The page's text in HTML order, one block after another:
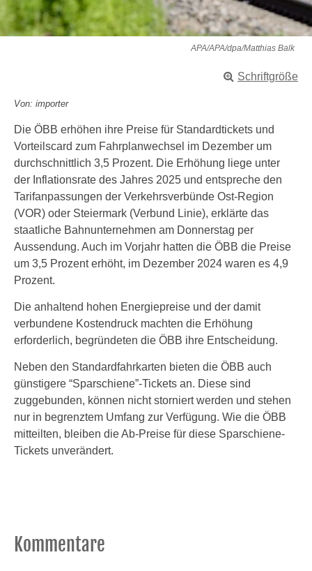
APA/APA/dpa/Matthias Balk
Schriftgröße
Von: importer
Die ÖBB erhöhen ihre Preise für Standardtickets und
Vorteilscard zum Fahrplanwechsel im Dezember um
durchschnittlich 3,5 Prozent. Die Erhöhung liege unter
der Inflationsrate des Jahres 2025 und entspreche den
Tarifanpassungen der Verkehrsverbünde Ost-Region
(VOR) oder Steiermark (Verbund Linie), erklärte das
staatliche Bahnunternehmen am Donnerstag per
Aussendung. Auch im Vorjahr hatten die ÖBB die Preise
um 3,5 Prozent erhöht, im Dezember 2024 waren es 4,9
Prozent.
Die anhaltend hohen Energiepreise und der damit
verbundene Kostendruck machten die Erhöhung
erforderlich, begründeten die ÖBB ihre Entscheidung.
Neben den Standardfahrkarten bieten die ÖBB auch
günstigere “Sparschiene”-Tickets an. Diese sind
zuggebunden, können nicht storniert werden und stehen
nur in begrenztem Umfang zur Verfügung. Wie die ÖBB
mitteilten, bleiben die Ab-Preise für diese Sparschiene-
Tickets unverändert.
Kommentare